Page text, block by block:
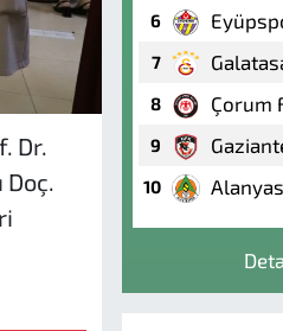
Dr.
Doç.
6
7
8 Çorum
9
10